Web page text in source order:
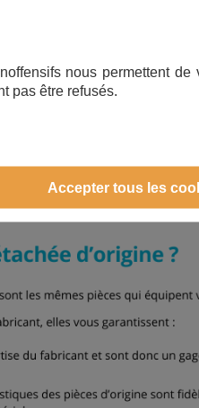
nous permettent de
pas être refusés.
Accepter tous les